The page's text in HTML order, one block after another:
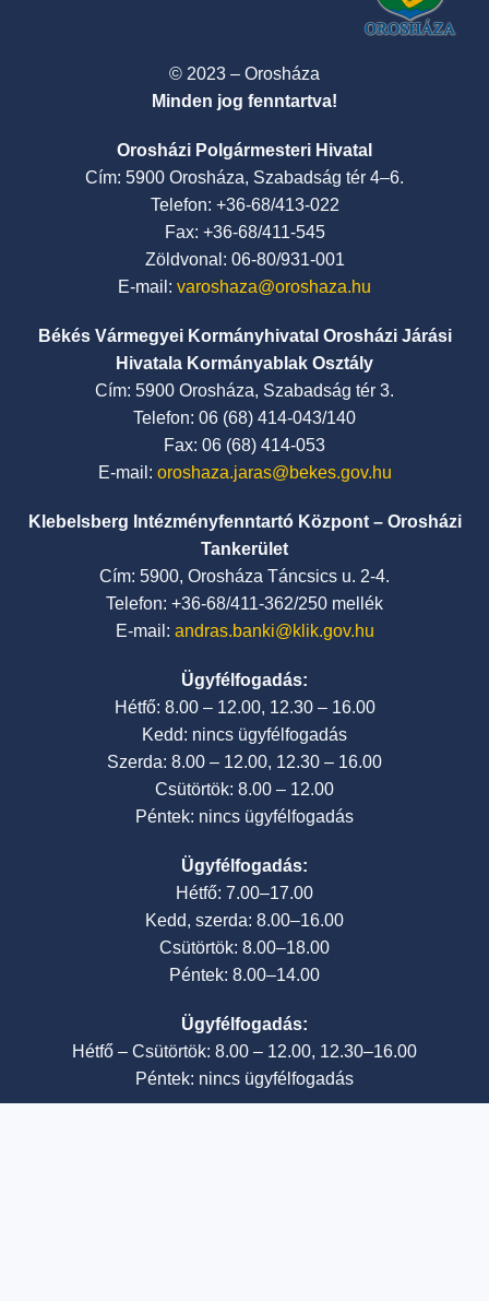
© 2023 – Orosháza
Minden jog fenntartva!
Orosházi Polgármesteri Hivatal
Cím: 5900 Orosháza, Szabadság tér 4–6.
Telefon: +36-68/413-022
Fax: +36-68/411-545
Zöldvonal: 06-80/931-001
E-mail: varoshaza@oroshaza.hu
Békés Vármegyei Kormányhivatal Orosházi Járási
Hivatala Kormányablak Osztály
Cím: 5900 Orosháza, Szabadság tér 3.
Telefon: 06 (68) 414-043/140
Fax: 06 (68) 414-053
E-mail: oroshaza.jaras@bekes.gov.hu
Klebelsberg Intézményfenntartó Központ – Orosházi
Tankerület
Cím: 5900, Orosháza Táncsics u. 2-4.
Telefon: +36-68/411-362/250 mellék
E-mail: andras.banki@klik.gov.hu
Ügyfélfogadás:
Hétfő: 8.00 – 12.00, 12.30 – 16.00
Kedd: nincs ügyfélfogadás
Szerda: 8.00 – 12.00, 12.30 – 16.00
Csütörtök: 8.00 – 12.00
Péntek: nincs ügyfélfogadás
Ügyfélfogadás:
Hétfő: 7.00–17.00
Kedd, szerda: 8.00–16.00
Csütörtök: 8.00–18.00
Péntek: 8.00–14.00
Ügyfélfogadás:
Hétfő – Csütörtök: 8.00 – 12.00, 12.30–16.00
Péntek: nincs ügyfélfogadás